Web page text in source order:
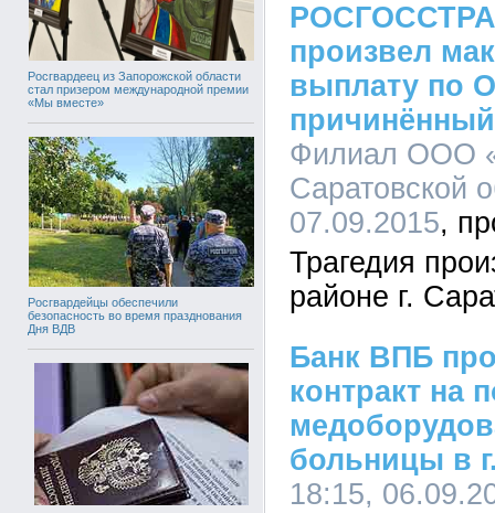
Росгвардеец из Запорожской области
стал призером международной премии
«Мы вместе»
Росгвардейцы обеспечили
безопасность во время празднования
Дня ВДВ
произвел
выплату по
Филиал ООО
Саратовской
07.09.2015
Трагедия
районе г.
Банк ВПБ
контракт на
больницы в
18:15,